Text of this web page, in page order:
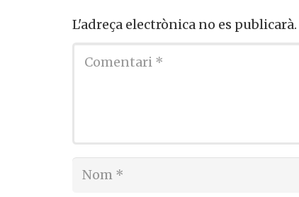
L'adreça electrònica no es publicarà.